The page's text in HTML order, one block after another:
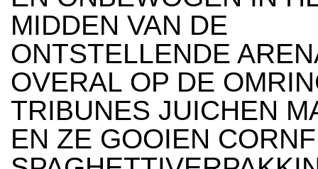
MIDDEN VAN DE
ONTSTELLENDE
OVERAL OP DE
TRIBUNES JUICHEN
EN ZE GOOIEN